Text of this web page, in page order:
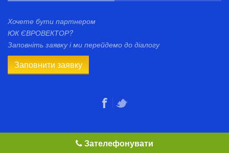
Хочете бути партнером
ЮК ЄВРОВЕКТОР?
Заповніть заявку і ми перейдемо до діалогу
Заповнити заявку
Зателефонувати